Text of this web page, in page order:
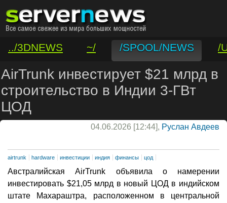
../3DNEWS ~/ /SPOOL/NEWS
/
/VAR/CONTACT
AirTrunk инвестирует $21 млрд в
строительство в Индии 3-ГВт
ЦОД
04.06.2026 [12:44], Руслан Авдеев
airtrunk hardware инвестиции индия финансы цод
Австралийская AirTrunk объявила о намерении
инвестировать $21,05 млрд в новый ЦОД в индийском
штате Махараштра, расположенном в центральной